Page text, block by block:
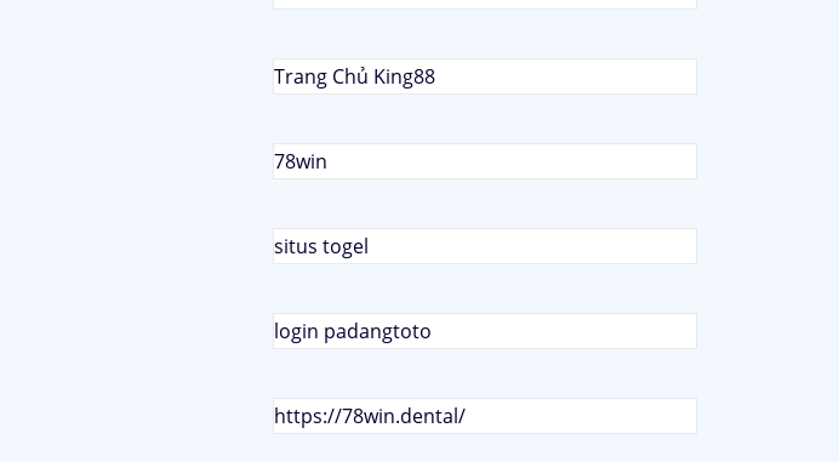
Trang Chủ King88
78win
situs togel
login padangtoto
https://78win.dental/